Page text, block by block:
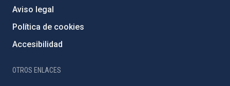
Aviso legal
Política de cookies
Accesibilidad
OTROS ENLACES